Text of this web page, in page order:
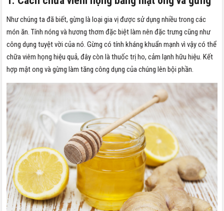
Như chúng ta đã biết, gừng là loại gia vị được sử dụng nhiều trong các
món ăn. Tính nóng và hương thơm đặc biệt làm nên đặc trưng cũng như
công dụng tuyệt vời của nó. Gừng có tính kháng khuẩn mạnh vì vậy có thể
chữa viêm họng hiệu quả, đây còn là thuốc trị ho, cảm lạnh hữu hiệu. Kết
hợp mật ong và gừng làm tăng công dụng của chúng lên bội phần.